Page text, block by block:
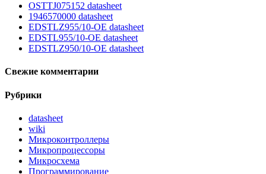
OSTTJ075152 datasheet
1946570000 datasheet
EDSTLZ955/10-OE datasheet
EDSTL955/10-OE datasheet
EDSTLZ950/10-OE datasheet
Свежие комментарии
Рубрики
datasheet
wiki
Микроконтроллеры
Микропроцессоры
Микросхема
Программирование